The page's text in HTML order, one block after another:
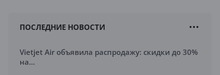
ПОСЛЕДНИЕ НОВОСТИ
Vietjet Air объявила распродажу: скидки до 30%
на...